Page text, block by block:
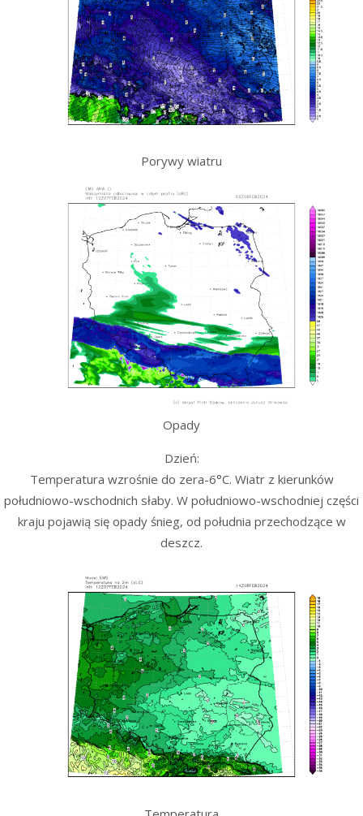
Porywy wiatru
Opady
Dzień:
Temperatura wzrośnie do zera-6°C. Wiatr z kierunków
południowo-wschodnich słaby. W południowo-wschodniej części
kraju pojawią się opady śnieg, od południa przechodzące w
deszcz.